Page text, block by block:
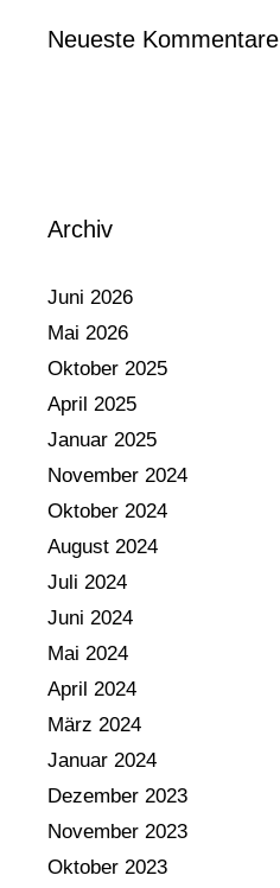
Neueste Kommentare
Archiv
Juni 2026
Mai 2026
Oktober 2025
April 2025
Januar 2025
November 2024
Oktober 2024
August 2024
Juli 2024
Juni 2024
Mai 2024
April 2024
März 2024
Januar 2024
Dezember 2023
November 2023
Oktober 2023